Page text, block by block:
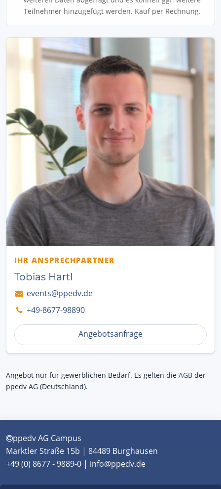
Teilnehmer hinzugefügt werden. Kauf per Rechnung.
IHR ANSPRECHPARTNER
Tobias Hartl
events@ppedv.de
+49-8677-98890
Angebotsanfrage
Angebot nur für gewerblichen Bedarf. Es gelten die AGB der
ppedv AG (Deutschland).
ppedv AG Campus
Marktler Straße 15b | 84489 Burghausen
+49 (0) 8677 - 9889-0 | info@ppedv.de